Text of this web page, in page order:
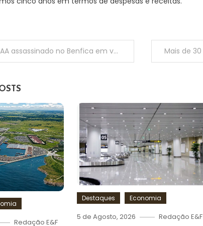
no Benfica em véspera da sua promoção à Tenente
Redação E&F
Destaques Economia
5 de Agosto, 2026 Redação E&F